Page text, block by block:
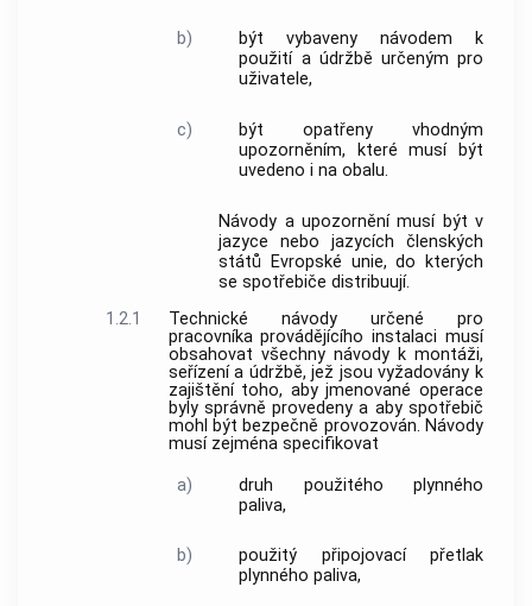
b)
být vybaveny návodem k
použití a údržbě určeným pro
uživatele,
c)
být opatřeny vhodným
upozorněním, které musí být
uvedeno i na obalu.
Návody a upozornění musí být v
jazyce nebo jazycích členských
států Evropské unie, do kterých
se spotřebiče distribuují.
1.2.1
Technické návody určené pro
pracovníka provádějícího instalaci musí
obsahovat všechny návody k montáži,
seřízení a údržbě, jež jsou vyžadovány k
zajištění toho, aby jmenované operace
byly správně provedeny a aby spotřebič
mohl být bezpečně provozován. Návody
musí zejména specifikovat
a)
druh použitého plynného
paliva,
b)
použitý připojovací přetlak
plynného paliva,